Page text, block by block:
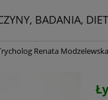
BADANIA,
Renata Modzelewska